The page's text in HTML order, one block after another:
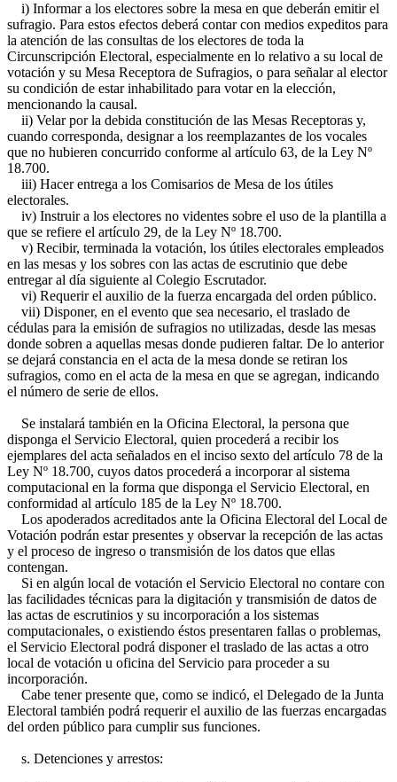
i) Informar a los electores sobre la mesa en que deberán emitir el
sufragio. Para estos efectos deberá contar con medios expeditos para
la atención de las consultas de los electores de toda la
Circunscripción Electoral, especialmente en lo relativo a su local de
votación y su Mesa Receptora de Sufragios, o para señalar al elector
su condición de estar inhabilitado para votar en la elección,
mencionando la causal.
ii) Velar por la debida constitución de las Mesas Receptoras y,
cuando corresponda, designar a los reemplazantes de los vocales
que no hubieren concurrido conforme al artículo 63, de la Ley Nº
18.700.
iii) Hacer entrega a los Comisarios de Mesa de los útiles
electorales.
iv) Instruir a los electores no videntes sobre el uso de la plantilla a
que se refiere el artículo 29, de la Ley Nº 18.700.
v) Recibir, terminada la votación, los útiles electorales empleados
en las mesas y los sobres con las actas de escrutinio que debe
entregar al día siguiente al Colegio Escrutador.
vi) Requerir el auxilio de la fuerza encargada del orden público.
vii) Disponer, en el evento que sea necesario, el traslado de
cédulas para la emisión de sufragios no utilizadas, desde las mesas
donde sobren a aquellas mesas donde pudieren faltar. De lo anterior
se dejará constancia en el acta de la mesa donde se retiran los
sufragios, como en el acta de la mesa en que se agregan, indicando
el número de serie de ellos.
Se instalará también en la Oficina Electoral, la persona que
disponga el Servicio Electoral, quien procederá a recibir los
ejemplares del acta señalados en el inciso sexto del artículo 78 de la
Ley Nº 18.700, cuyos datos procederá a incorporar al sistema
computacional en la forma que disponga el Servicio Electoral, en
conformidad al artículo 185 de la Ley Nº 18.700.
Los apoderados acreditados ante la Oficina Electoral del Local de
Votación podrán estar presentes y observar la recepción de las actas
y el proceso de ingreso o transmisión de los datos que ellas
contengan.
Si en algún local de votación el Servicio Electoral no contare con
las facilidades técnicas para la digitación y transmisión de datos de
las actas de escrutinios y su incorporación a los sistemas
computacionales, o existiendo éstos presentaren fallas o problemas,
el Servicio Electoral podrá disponer el traslado de las actas a otro
local de votación u oficina del Servicio para proceder a su
incorporación.
Cabe tener presente que, como se indicó, el Delegado de la Junta
Electoral también podrá requerir el auxilio de las fuerzas encargadas
del orden público para cumplir sus funciones.
s. Detenciones y arrestos: